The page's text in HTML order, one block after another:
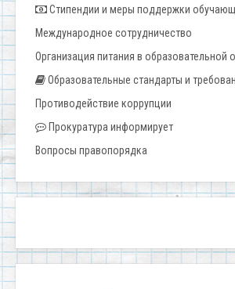
Стипендии и меры поддержки
Международное сотрудничество
Организация питания в образовательной
Образовательные стандарты и
Противодействие коррупции
Прокуратура информирует
Вопросы правопорядка